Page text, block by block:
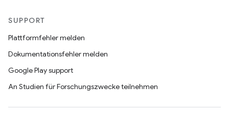
SUPPORT
Plattformfehler melden
Dokumentationsfehler melden
Google Play support
An Studien für Forschungszwecke teilnehmen